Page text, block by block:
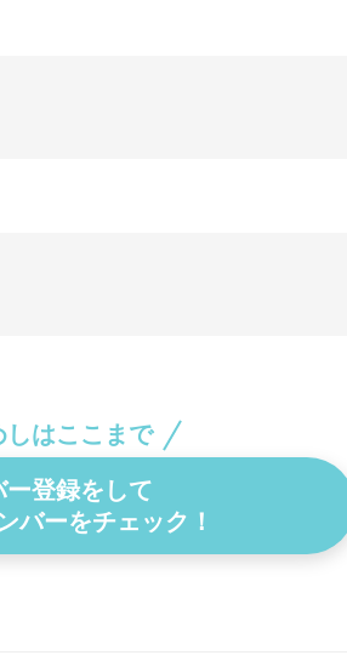
しはここまで
ー登録をして
バーをチェック！